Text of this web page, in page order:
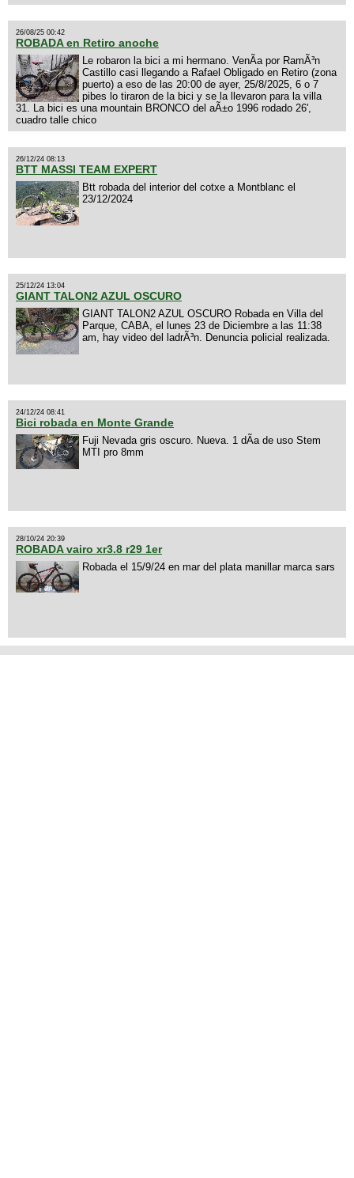
26/08/25 00:42
ROBADA en Retiro anoche
Le robaron la bici a mi hermano. VenÃ­a por RamÃ³n
Castillo casi llegando a Rafael Obligado en Retiro (zona
puerto) a eso de las 20:00 de ayer, 25/8/2025, 6 o 7
pibes lo tiraron de la bici y se la llevaron para la villa
31. La bici es una mountain BRONCO del aÃ±o 1996 rodado 26',
cuadro talle chico
26/12/24 08:13
BTT MASSI TEAM EXPERT
Btt robada del interior del cotxe a Montblanc el
23/12/2024
25/12/24 13:04
GIANT TALON2 AZUL OSCURO
GIANT TALON2 AZUL OSCURO Robada en Villa del
Parque, CABA, el lunes 23 de Diciembre a las 11:38
am, hay video del ladrÃ³n. Denuncia policial realizada.
24/12/24 08:41
Bici robada en Monte Grande
Fuji Nevada gris oscuro. Nueva. 1 dÃ­a de uso Stem
MTI pro 8mm
28/10/24 20:39
ROBADA vairo xr3.8 r29 1er
Robada el 15/9/24 en mar del plata manillar marca sars